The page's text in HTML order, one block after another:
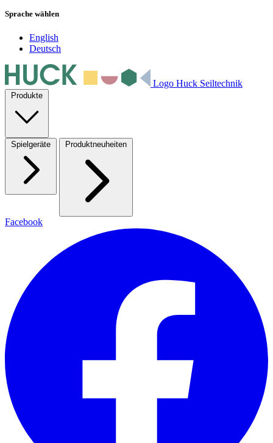
Sprache wählen
English
Deutsch
Logo Huck Seiltechnik
Produkte
Spielgeräte Produktneuheiten
Facebook